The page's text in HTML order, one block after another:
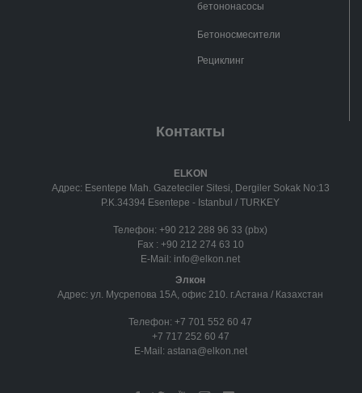
бетононасосы
Бетоносмесители
Рециклинг
Контакты
ELKON
Адрес: Esentepe Mah. Gazeteciler Sitesi, Dergiler Sokak No:13
P.K.34394 Esentepe - Istanbul / TURKEY
Телефон: +90 212 288 96 33 (pbx)
Fax : +90 212 274 63 10
E-Mail: info@elkon.net
Элкон
Адрес: ул. Мусрепова 15А, офис 210. г.Астана / Казахстан
Телефон: +7 701 552 60 47
+7 717 252 60 47
E-Mail: astana@elkon.net